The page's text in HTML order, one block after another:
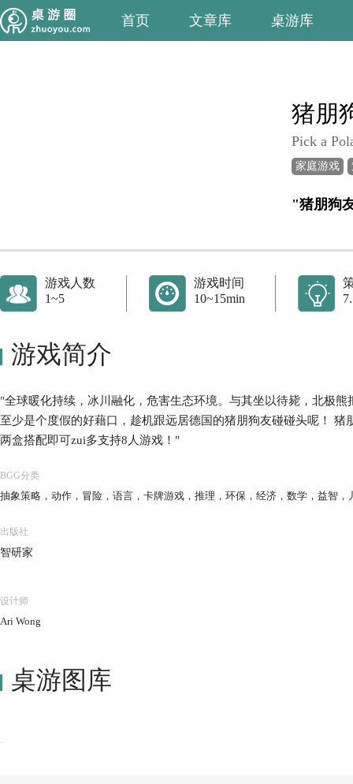
首页 文章库 桌游库
猪朋
Pick a
家庭游戏
游戏人数
1~5
游戏时间
10~15min
游戏简介
"全球暖化持续，冰川融化，危害生态环境。与其坐以待毙，北极
至少是个度假的好藉口，趁机跟远居德国的猪朋狗友碰碰头呢！ 猪
两盒搭配即可zui多支持8人游戏！"
BGG分类
抽象策略，动作，冒险，语言，卡牌游戏，推理，环保，经济，数学，益智，
出版社
智研家
设计师
Ari Wong
桌游图库